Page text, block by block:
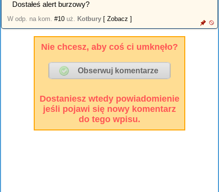
Dostałeś alert burzowy?
W odp. na kom. #10 uż. Kotbury [ Zobacz ]
Nie chcesz, aby coś ci umknęło?
Dostaniesz wtedy powiadomienie
jeśli pojawi się nowy komentarz
do tego wpisu.